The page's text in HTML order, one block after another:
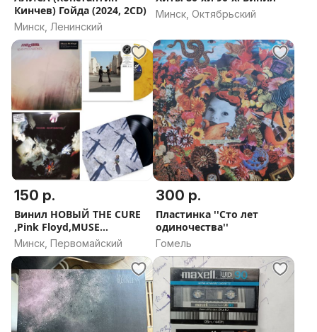
Кинчев) Гойда (2024, 2CD)
Минск, Ленинский
Минск, Октябрьский
150 р.
Винил НОВЫЙ THE CURE
,Pink Floyd,MUSE
СНИЖЕНА ЦЕНА
Минск, Первомайский
300 р.
Пластинка ''Сто лет
одиночества''
Гомель